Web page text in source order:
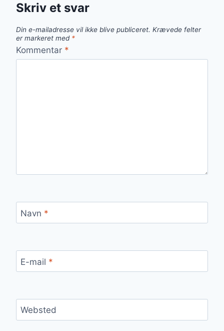
Skriv et svar
Din e-mailadresse vil ikke blive publiceret. Krævede felter
er markeret med *
Kommentar *
Navn *
E-mail *
Websted